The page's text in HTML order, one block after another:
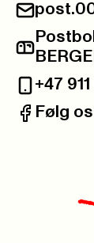
E-post:
Telefon:
+47
Følg